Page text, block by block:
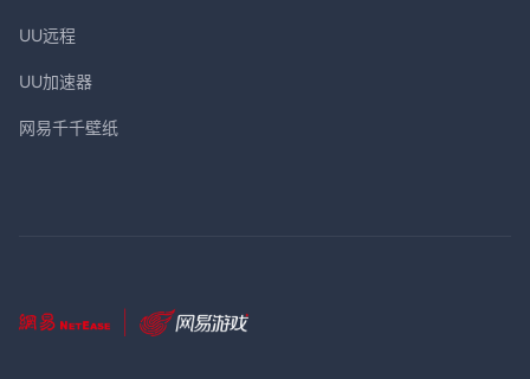
UU远程
UU加速器
网易千千壁纸